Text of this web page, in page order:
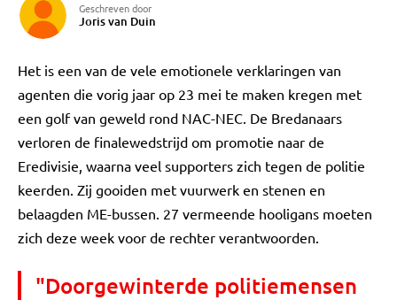
Geschreven door
Joris van Duin
Het is een van de vele emotionele verklaringen van
agenten die vorig jaar op 23 mei te maken kregen met
een golf van geweld rond NAC-NEC. De Bredanaars
verloren de finalewedstrijd om promotie naar de
Eredivisie, waarna veel supporters zich tegen de politie
keerden. Zij gooiden met vuurwerk en stenen en
belaagden ME-bussen. 27 vermeende hooligans moeten
zich deze week voor de rechter verantwoorden.
"Doorgewinterde politiemensen